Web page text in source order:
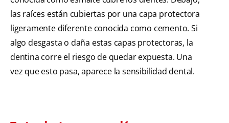
las raíces están cubiertas por una capa protectora
ligeramente diferente conocida como cemento. Si
algo desgasta o daña estas capas protectoras, la
dentina corre el riesgo de quedar expuesta. Una
vez que esto pasa, aparece la sensibilidad dental.